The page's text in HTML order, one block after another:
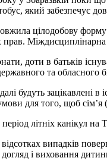
який забезпечує
цілодобову
прав.
доти в батьків
та
будуть зацікавлені в
для того, щоб сім’я
літніх канікул на
випадків
і виховання